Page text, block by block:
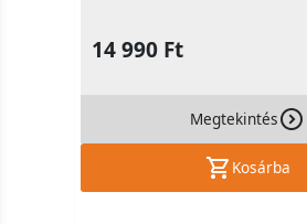
14 990 Ft
Megtekintés
Kosárba